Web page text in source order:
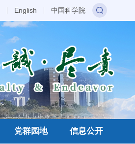
English 中国科学院
党群园地 信息公开